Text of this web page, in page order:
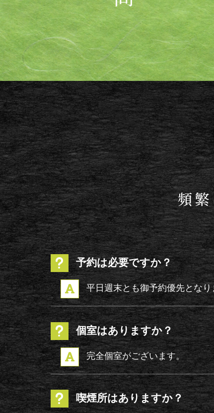
頻
u 予約は必要ですか？
 平日週末とも御予約優先とな
u 個室はありますか？
 完全個室がございます。
u 喫煙所はありますか？